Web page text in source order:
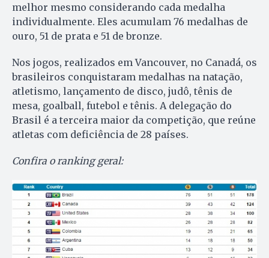
melhor mesmo considerando cada medalha
individualmente. Eles acumulam 76 medalhas de
ouro, 51 de prata e 51 de bronze.
Nos jogos, realizados em Vancouver, no Canadá, os
brasileiros conquistaram medalhas na natação,
atletismo, lançamento de disco, judô, tênis de
mesa, goalball, futebol e tênis. A delegação do
Brasil é a terceira maior da competição, que reúne
atletas com deficiência de 28 países.
Confira o ranking geral: